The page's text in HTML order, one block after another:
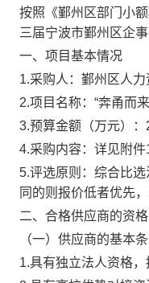
按照《鄞州区部门小
三届宁波市鄞州区企
一、项目基本情况
1.采购人：鄞州区人
2.项目名称：“奔甬而
3.预算金额（万元）：
4.采购内容：详见附件
5.评选原则：综合比
同的则报价低者优先
二、合格供应商的资
（一）供应商的基本条
1.具有独立法人资格